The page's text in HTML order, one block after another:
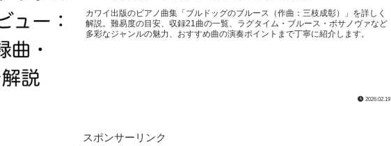
カワイ出版のピアノ曲集「ブルドッグのブルース（作曲：三枝成彰）」を詳しく
解説。難易度の目安、収録21曲の一覧、ラグタイム・ブルース・ボサノヴァなど
多彩なジャンルの魅力、おすすめ曲の演奏ポイントまで丁寧に紹介します。
2026.02.19
スポンサーリンク